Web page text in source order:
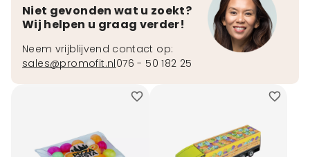
Niet gevonden wat u zoekt?
Wij helpen u graag verder!
Neem vrijblijvend contact op:
sales@promofit.nl076 - 50 182 25